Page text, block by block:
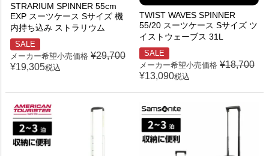
STRARIUM SPINNER 55cm
EXP スーツケース Sサイズ 機
内持ち込み ストラリウム
SALE
メーカー希望小売価格 ¥29,700
¥19,305税込
TWIST WAVES SPINNER
55/20 スーツケース Sサイズ ツ
イストウェーブス 31L
SALE
メーカー希望小売価格 ¥18,700
¥13,090税込